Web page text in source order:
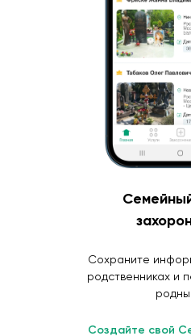
Сохраните
родственниках и
Создайте свой